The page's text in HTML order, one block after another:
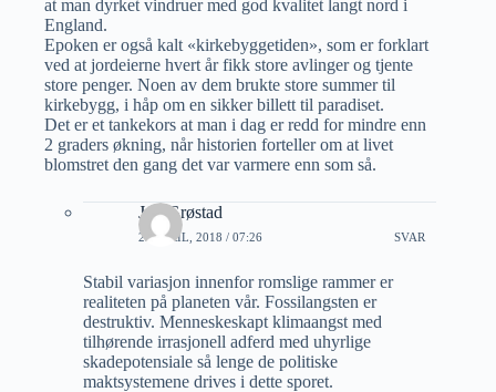
at man dyrket vindruer med god kvalitet langt nord i
England.
Epoken er også kalt «kirkebyggetiden», som er forklart
ved at jordeierne hvert år fikk store avlinger og tjente
store penger. Noen av dem brukte store summer til
kirkebygg, i håp om en sikker billett til paradiset.
Det er et tankekors at man i dag er redd for mindre enn
2 graders økning, når historien forteller om at livet
blomstret den gang det var varmere enn som så.
Jon Grøstad
23 APRIL, 2018 / 07:26 SVAR
Stabil variasjon innenfor romslige rammer er
realiteten på planeten vår. Fossilangsten er
destruktiv. Menneskeskapt klimaangst med
tilhørende irrasjonell adferd med uhyrlige
skadepotensiale så lenge de politiske
maktsystemene drives i dette sporet.